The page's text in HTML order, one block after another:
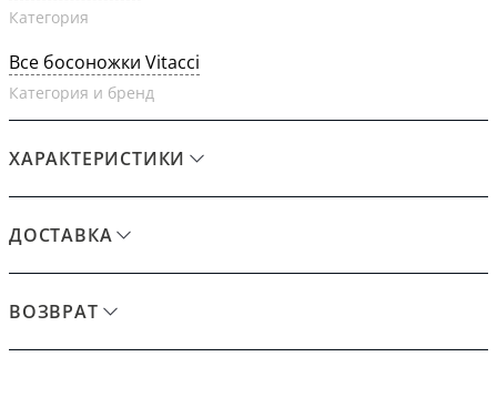
Категория
Все босоножки Vitacci
Категория и бренд
ХАРАКТЕРИСТИКИ
ДОСТАВКА
ВОЗВРАТ